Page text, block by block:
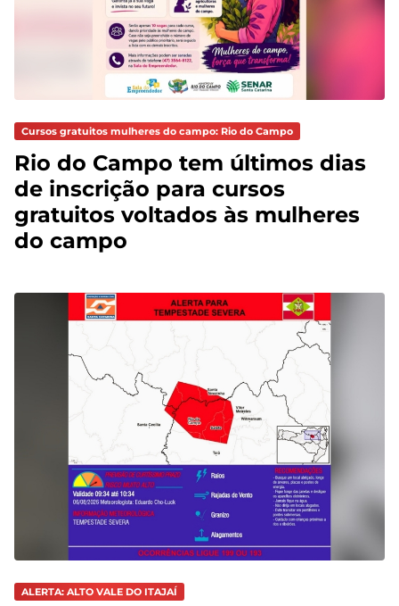
Cursos gratuitos mulheres do campo: Rio do Campo
Rio do Campo tem últimos dias
de inscrição para cursos
gratuitos voltados às mulheres
do campo
ALERTA: ALTO VALE DO ITAJAÍ